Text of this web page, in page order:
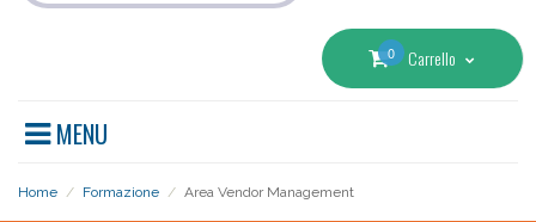
0 Carrello
MENU
Home / Formazione / Area Vendor Management